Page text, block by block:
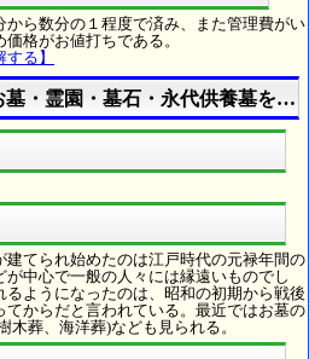
ら数分の１程度で済み、また管理費がい
格がお値打ちである。
る】
墓・霊園・墓石・永代供養墓を
てられ始めたのは江戸時代の元禄年間の
中心で一般の人々には縁遠いものでし
ようになったのは、昭和の初期から戦後
からだと言われている。最近ではお墓の
葬、海洋葬)なども見られる。